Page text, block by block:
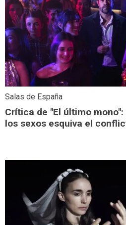
Salas de España
Crítica de "El último
los sexos esquiva el